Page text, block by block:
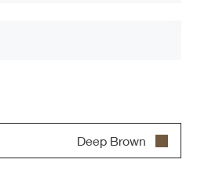
Deep Brown